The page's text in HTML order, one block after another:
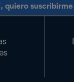
quiero suscribirme